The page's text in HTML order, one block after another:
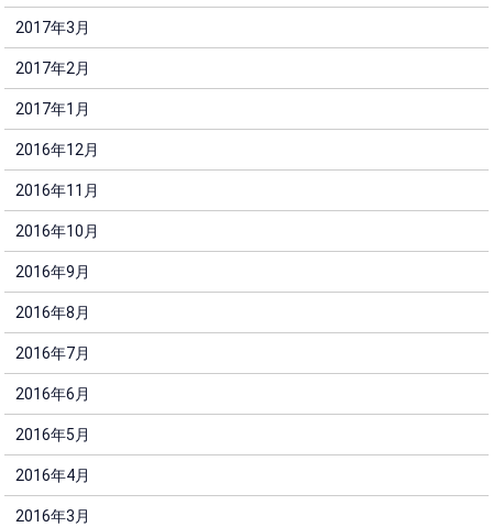
2017年3月
2017年2月
2017年1月
2016年12月
2016年11月
2016年10月
2016年9月
2016年8月
2016年7月
2016年6月
2016年5月
2016年4月
2016年3月